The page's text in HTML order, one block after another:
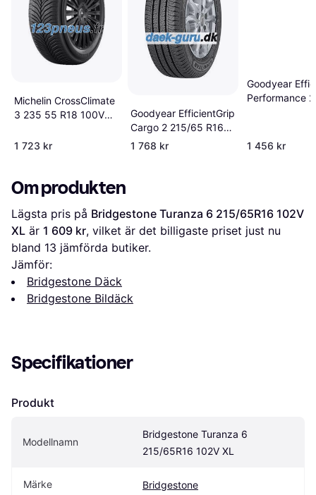
Michelin CrossClimate
3 235 55 R18 100V
1 723 kr
Goodyear EfficientGrip
Cargo 2 215/65 R16
106/104H
1 768 kr
Goodyear
Performance
1 456 kr
Om produkten
Lägsta pris på Bridgestone Turanza 6 215/65R16 102V
XL är 1 609 kr, vilket är det billigaste priset just nu
bland 13 jämförda butiker.
Jämför:
Bridgestone Däck
Bridgestone Bildäck
Specifikationer
Produkt
Modellnamn
Bridgestone Turanza 6
215/65R16 102V XL
Märke Bridgestone